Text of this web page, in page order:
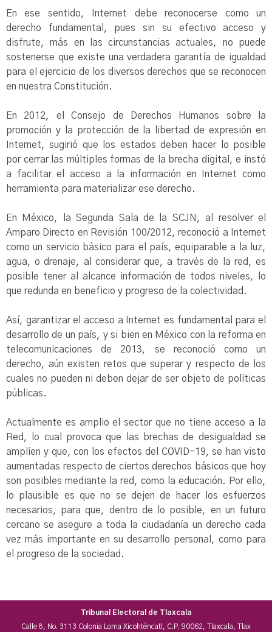
En ese sentido, Internet debe reconocerse como un
derecho fundamental, pues sin su efectivo acceso y
disfrute, más en las circunstancias actuales, no puede
sostenerse que existe una verdadera garantía de igualdad
para el ejercicio de los diversos derechos que se reconocen
en nuestra Constitución.
En 2012, el Consejo de Derechos Humanos sobre la
promoción y la protección de la libertad de expresión en
Internet, sugirió que los estados deben hacer lo posible
por cerrar las múltiples formas de la brecha digital, e instó
a facilitar el acceso a la información en Internet como
herramienta para materializar ese derecho.
En México, la Segunda Sala de la SCJN, al resolver el
Amparo Directo en Revisión 100/2012, reconoció a Internet
como un servicio básico para el país, equiparable a la luz,
agua, o drenaje, al considerar que, a través de la red, es
posible tener al alcance información de todos niveles, lo
que redunda en beneficio y progreso de la colectividad.
Así, garantizar el acceso a Internet es fundamental para el
desarrollo de un país, y si bien en México con la reforma en
telecomunicaciones de 2013, se reconoció como un
derecho, aún existen retos que superar y respecto de los
cuales no pueden ni deben dejar de ser objeto de políticas
públicas.
Actualmente es amplio el sector que no tiene acceso a la
Red, lo cual provoca que las brechas de desigualdad se
amplíen y que, con los efectos del COVID-19, se han visto
aumentadas respecto de ciertos derechos básicos que hoy
son posibles mediante la red, como la educación. Por ello,
lo plausible es que no se dejen de hacer los esfuerzos
necesarios, para que, dentro de lo posible, en un futuro
cercano se asegure a toda la ciudadanía un derecho cada
vez más importante en su desarrollo personal, como para
el progreso de la sociedad.
Tribunal Electoral de Tlaxcala
Calle 8, No. 3113 Colonia Loma Xicohténcatl, C.P. 90062, Tlaxcala, Tlax